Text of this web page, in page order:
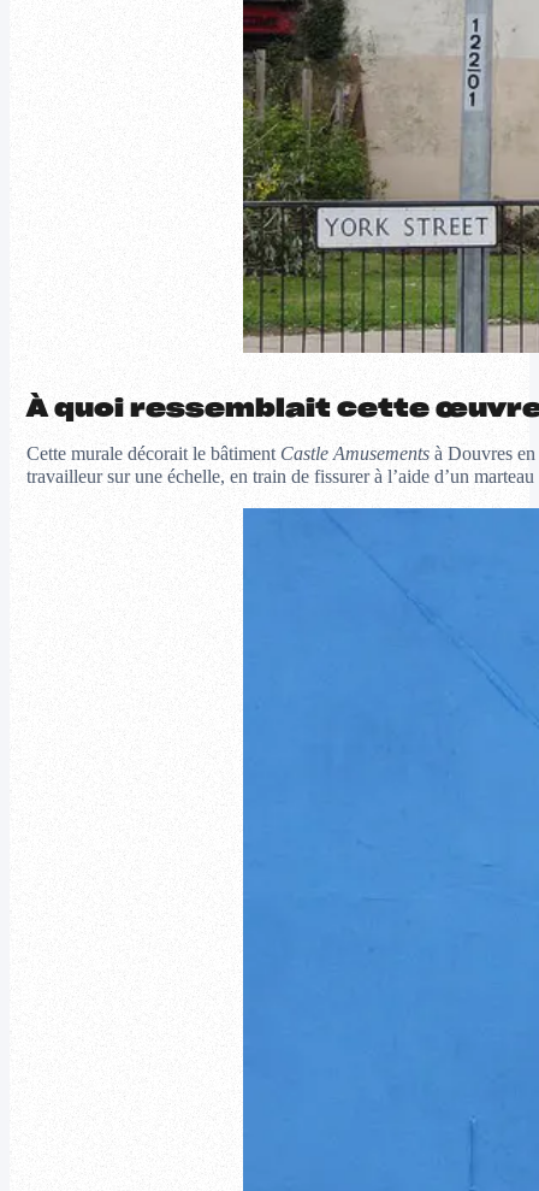
À quoi ressemblait cette
Cette murale décorait le bâtiment Castle Amusementsà Douvres en
travailleur sur une échelle, en train de fissurer à l’aide d’un